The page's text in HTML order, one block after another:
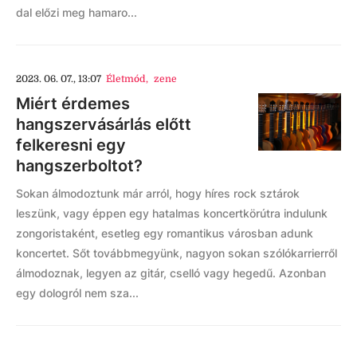
dal előzi meg hamaro...
2023. 06. 07., 13:07 Életmód, zene
Miért érdemes
hangszervásárlás előtt
felkeresni egy
hangszerboltot?
Sokan álmodoztunk már arról, hogy híres rock sztárok
leszünk, vagy éppen egy hatalmas koncertkörútra indulunk
zongoristaként, esetleg egy romantikus városban adunk
koncertet. Sőt továbbmegyünk, nagyon sokan szólókarrierről
álmodoznak, legyen az gitár, cselló vagy hegedű. Azonban
egy dologról nem sza...